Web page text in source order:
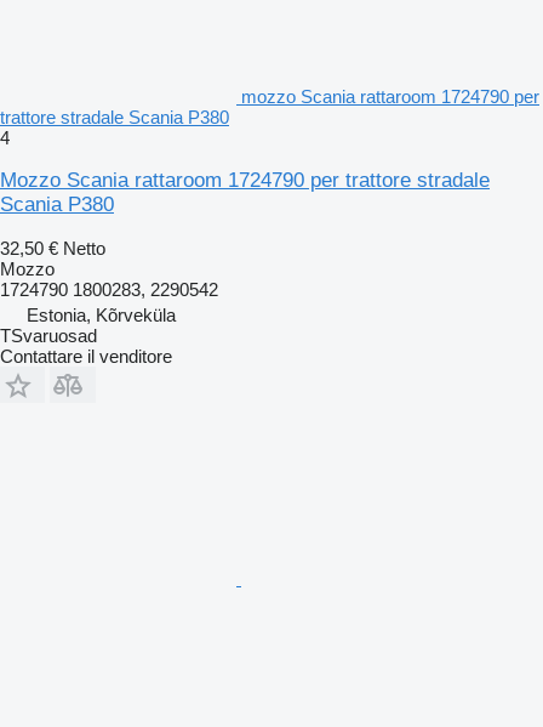
mozzo Scania rattaroom 1724790 per
trattore stradale Scania P380
4
Mozzo Scania rattaroom 1724790 per trattore stradale
Scania P380
32,50 € Netto
Mozzo
1724790 1800283, 2290542
Estonia, Kõrveküla
TSvaruosad
Contattare il venditore